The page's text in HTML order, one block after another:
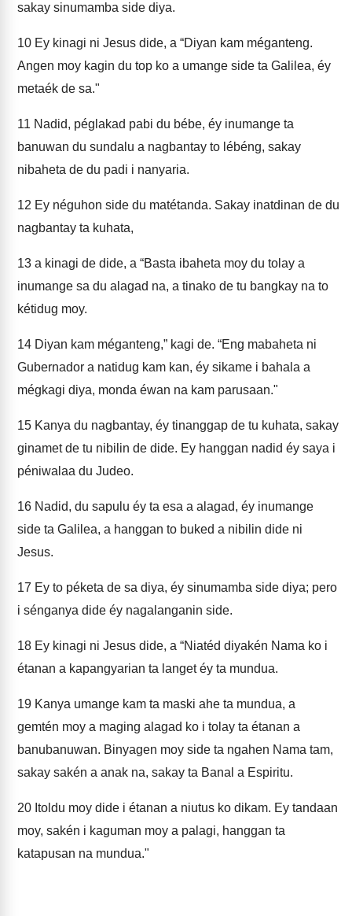
sakay sinumamba side diya.
10 Ey kinagi ni Jesus dide, a “Diyan kam méganteng.
Angen moy kagin du top ko a umange side ta Galilea, éy
metaék de sa."
11 Nadid, péglakad pabi du bébe, éy inumange ta
banuwan du sundalu a nagbantay to lébéng, sakay
nibaheta de du padi i nanyaria.
12 Ey néguhon side du matétanda. Sakay inatdinan de du
nagbantay ta kuhata,
13 a kinagi de dide, a “Basta ibaheta moy du tolay a
inumange sa du alagad na, a tinako de tu bangkay na to
kétidug moy.
14 Diyan kam méganteng,” kagi de. “Eng mabaheta ni
Gubernador a natidug kam kan, éy sikame i bahala a
mégkagi diya, monda éwan na kam parusaan."
15 Kanya du nagbantay, éy tinanggap de tu kuhata, sakay
ginamet de tu nibilin de dide. Ey hanggan nadid éy saya i
péniwalaa du Judeo.
16 Nadid, du sapulu éy ta esa a alagad, éy inumange
side ta Galilea, a hanggan to buked a nibilin dide ni
Jesus.
17 Ey to péketa de sa diya, éy sinumamba side diya; pero
i sénganya dide éy nagalanganin side.
18 Ey kinagi ni Jesus dide, a “Niatéd diyakén Nama ko i
étanan a kapangyarian ta langet éy ta mundua.
19 Kanya umange kam ta maski ahe ta mundua, a
gemtén moy a maging alagad ko i tolay ta étanan a
banubanuwan. Binyagen moy side ta ngahen Nama tam,
sakay sakén a anak na, sakay ta Banal a Espiritu.
20 Itoldu moy dide i étanan a niutus ko dikam. Ey tandaan
moy, sakén i kaguman moy a palagi, hanggan ta
katapusan na mundua."